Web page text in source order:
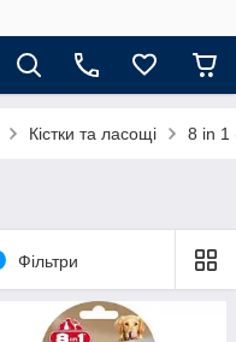
Кістки та ласощі 8 in 1
Фільтри